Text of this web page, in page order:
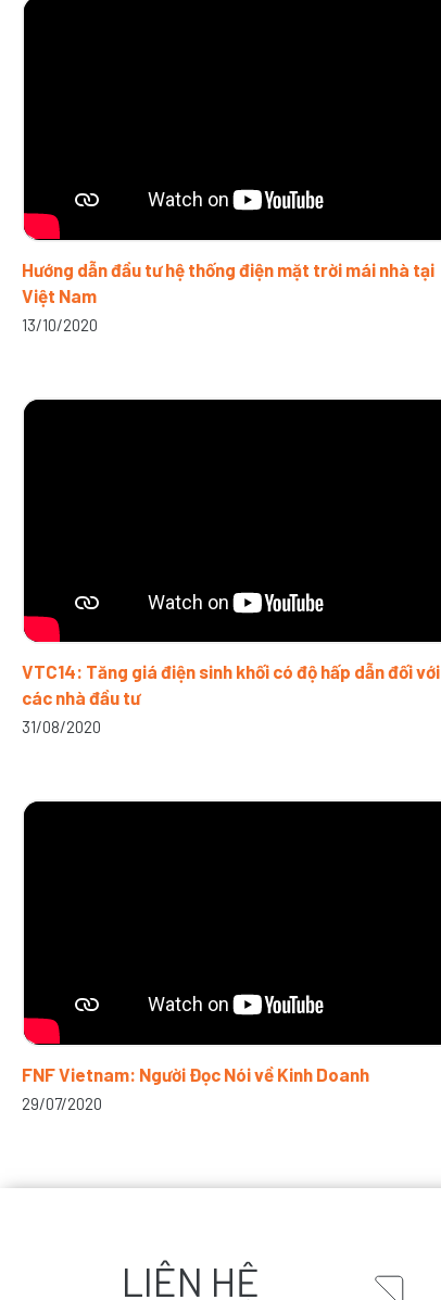
Hướng dẫn đầu tư hệ thống điện mặt trời mái nhà tại
Việt Nam
13/10/2020
VTC14: Tăng giá điện sinh khối có độ hấp dẫn đối với
các nhà đầu tư
31/08/2020
FNF Vietnam: Người Đọc Nói về Kinh Doanh
29/07/2020
LIÊN HỆ